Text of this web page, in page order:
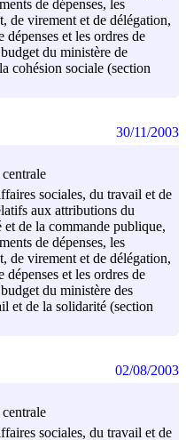
de dépenses, les
de virement et de délégation,
et les ordres de
du ministère de
cohésion sociale (section
sociales, du travail et de
aux attributions du
de la commande publique,
de dépenses, les
de virement et de délégation,
et les ordres de
du ministère des
et de la solidarité (section
30/11/2003
sociales, du travail et de
02/08/2003